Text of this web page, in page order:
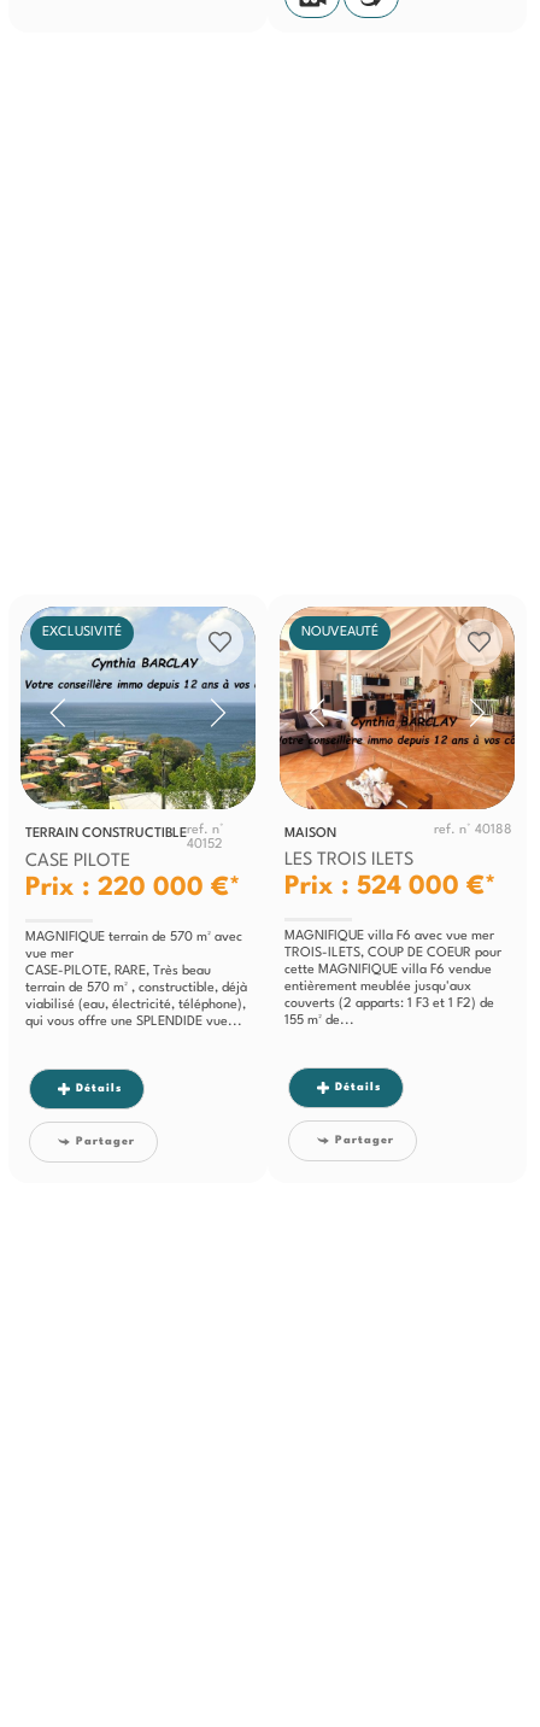
EXCLUSIVITÉ
TERRAIN CONSTRUCTIBLEref. n°
40152
CASE PILOTE
Prix : 220 000 €*
MAGNIFIQUE terrain de 570 m² avec
vue mer
CASE-PILOTE, RARE, Très beau
terrain de 570 m² , constructible, déjà
viabilisé (eau, électricité, téléphone),
qui vous offre une SPLENDIDE vue...
Détails
Partager
NOUVEAUTÉ
MAISON ref. n° 40188
LES TROIS ILETS
Prix : 524 000 €*
MAGNIFIQUE villa F6 avec vue mer
TROIS-ILETS, COUP DE COEUR pour
cette MAGNIFIQUE villa F6 vendue
entièrement meublée jusqu'aux
couverts (2 apparts: 1 F3 et 1 F2) de
155 m² de...
Détails
Partager